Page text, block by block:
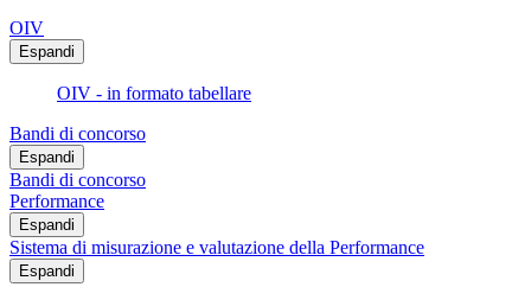
OIV
Espandi
OIV - in formato tabellare
Bandi di concorso
Espandi
Bandi di concorso
Performance
Espandi
Sistema di misurazione e valutazione della Performance
Espandi